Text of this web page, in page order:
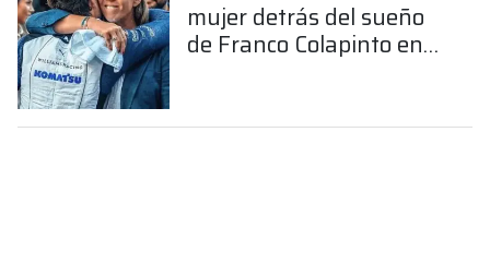
mujer detrás del sueño
de Franco Colapinto en